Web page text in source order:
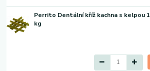
Perrito Dentální kříž kachna s kelpou 1
kg